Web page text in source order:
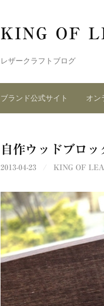
KING OF
レザークラフトブログ
ブランド公式サイト オン
自作ウッドブロッ
2013-04-23 / KING OF